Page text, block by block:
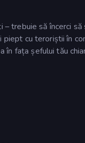
trebuie să încerci să
cu teroriștii în
în fața șefului tău